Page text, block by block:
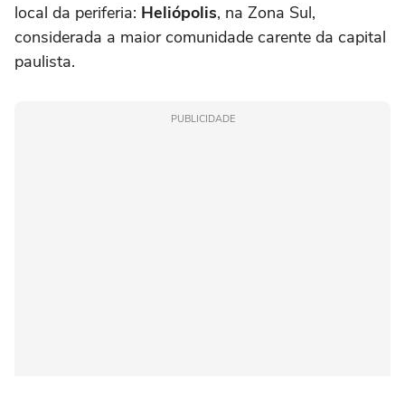
local da periferia: Heliópolis, na Zona Sul,
considerada a maior comunidade carente da capital
paulista.
PUBLICIDADE